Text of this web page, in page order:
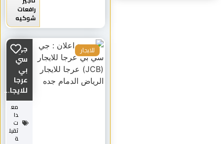
رافعات
شوكيه
جي
سي
بي
عرجا
للايجا...
مع
دا
ت
ثقيل
ة
للايجار